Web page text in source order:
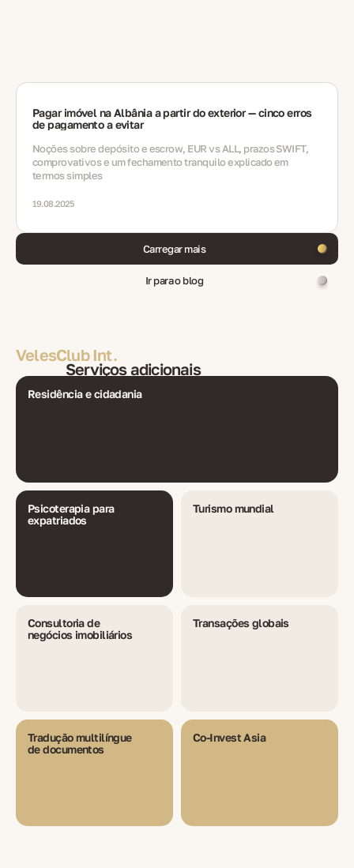
Pagar imóvel na Albânia a partir do exterior — cinco erros
de pagamento a evitar
Noções sobre depósito e escrow, EUR vs ALL, prazos SWIFT,
comprovativos e um fechamento tranquilo explicado em
termos simples
19.08.2025
Carregar mais
Ir para o blog
VelesClub Int.
Serviços adicionais
Residência e cidadania
Psicoterapia para
expatriados
Turismo mundial
Consultoria de
negócios imobiliários
Transações globais
Tradução multilíngue
de documentos
Co-Invest Asia